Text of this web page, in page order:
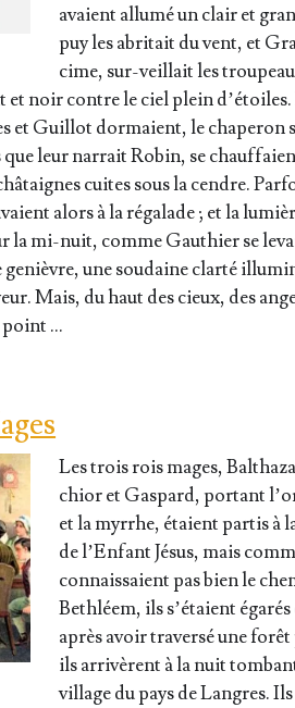
avaient allu­mé un clair et
puy les abri­tait du vent, et
cime, sur-veillait les
et noir contre le ciel plein
et Guillot dor­maient, le cha­pe­ron
leur nar­rait Robin, se
cuites sous la cendre.
alors à la réga­lade ; et la
la mi-nuit, comme Gau­thier se
genièvre, une sou­daine clar­té
Mais, du haut des cieux, des
point …
Les trois rois mages,
chior et Gas­pard, por­tant
et la myrrhe, étaient par­tis à
de l’En­fant Jésus, mais
connais­saient pas bien le
Beth­léem, ils s’é­taient
après avoir tra­ver­sé une
ils arri­vèrent à la nuit
vil­lage du pays de Langres.